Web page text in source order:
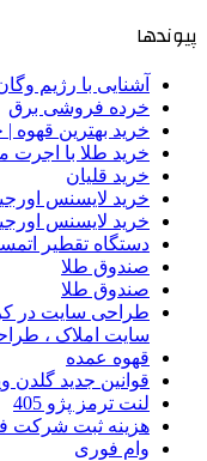
پیوندها
آشنایی با رژیم
خرده فروشی برق
خرید بهترین قهوه
خرید طلا با اجرت
خرید قلیان
خرید لایسنس
خرید لایسنس
دستگاه تقطیر
صندوق طلا
صندوق طلا
طراحی سایت در
سایت املاک ،
قهوه عمده
قوانین جدید گلدن
لنت ترمز پژو 405
هزینه ثبت شرکت
وام فوری